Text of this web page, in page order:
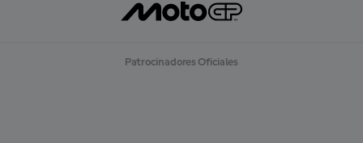
Patrocinadores Oficiales